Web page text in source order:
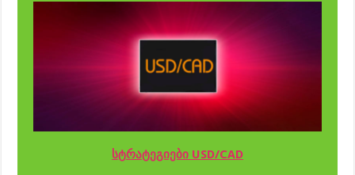
სტრატეგიები USD/CAD